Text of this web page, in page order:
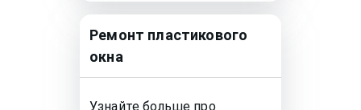
Ремонт пластикового
окна
Узнайте больше про